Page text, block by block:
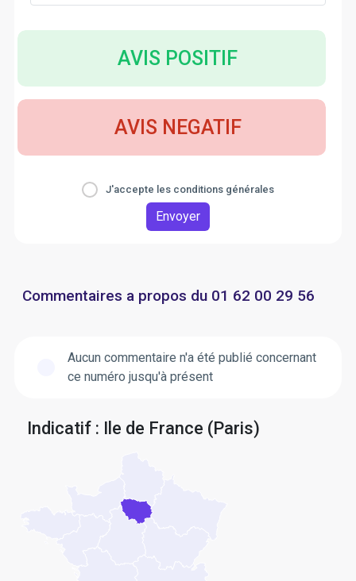
AVIS POSITIF
AVIS NEGATIF
J'accepte les conditions générales
Envoyer
Commentaires a propos du 01 62 00 29 56
Aucun commentaire n'a été publié concernant
ce numéro jusqu'à présent
Indicatif : Ile de France (Paris)